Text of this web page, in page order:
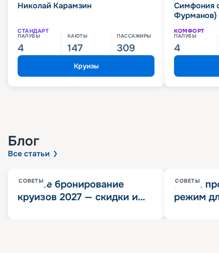
Николай Карамзин
СТАНДАРТ
ПАЛУБЫ
4
КАЮТЫ
147
ПАССАЖИРЫ
309
Круизы
Симфония
Фурманов)
КОМФОРТ
ПАЛУБЫ
4
Блог
Все статьи
СОВЕТЫ
Раннее бронирование
круизов 2027 — скидки и
СОВЕТЫ
Китай
режим